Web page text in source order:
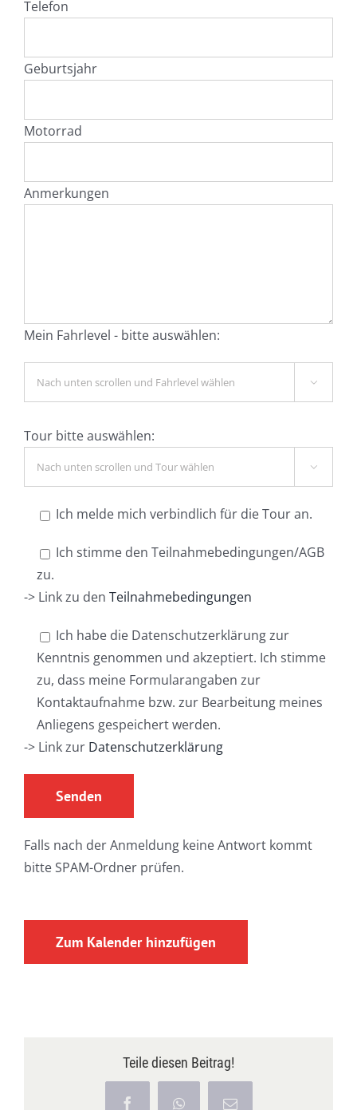
Telefon
Geburtsjahr
Motorrad
Anmerkungen
Mein Fahrlevel - bitte auswählen:

Tour bitte auswählen:

Ich melde mich verbindlich für die Tour an.
Ich stimme den Teilnahmebedingungen/AGB
zu.
-> Link zu den Teilnahmebedingungen
Ich habe die Datenschutzerklärung zur
Kenntnis genommen und akzeptiert. Ich stimme
zu, dass meine Formularangaben zur
Kontaktaufnahme bzw. zur Bearbeitung meines
Anliegens gespeichert werden.
-> Link zur Datenschutzerklärung
Falls nach der Anmeldung keine Antwort kommt
bitte SPAM-Ordner prüfen.
Zum Kalender hinzufügen
Teile diesen Beitrag!